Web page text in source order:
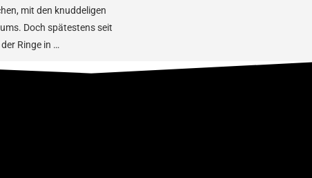
mit den knuddeligen
Doch spätestens seit
Ringe in …